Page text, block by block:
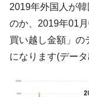
1.9倍！
『Money1』
在
く空港に詰めかけ
ドを掲げる「在韓
ータセンター整備
2019年外国人が
のか、2019年01
買い越し金額」の
になります(デー